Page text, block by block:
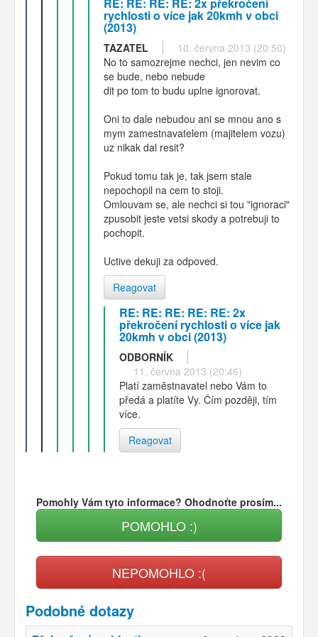
rychlosti o více jak 20kmh v obci
(2013)
TAZATEL
10. června 2013 (20:50)
No to samozrejme nechci, jen nevim co
se bude, nebo nebude
dit po tom to budu uplne ignorovat.
Oni to dale nebudou ani se mnou ano s
mym zamestnavatelem (majitelem vozu)
uz nikak dal resit?
Pokud tomu tak je, tak jsem stale
nepochopil na cem to stoji.
Omlouvam se, ale nechci si tou "ignoraci"
zpusobit jeste vetsi skody a potrebuji to
pochopit.
Uctive dekuji za odpoved.
Reagovat
RE: RE: RE: RE: RE: 2x
překročení rychlosti o více jak
20kmh v obci (2013)
ODBORNÍK
11. června 2013 (20:46)
Platí zaměstnavatel nebo Vám to
předá a platíte Vy. Čím později, tím
více.
Reagovat
Pomohly Vám tyto informace? Ohodnoťte prosím...
POMOHLO :)
NEPOMOHLO :(
Podobné dotazy